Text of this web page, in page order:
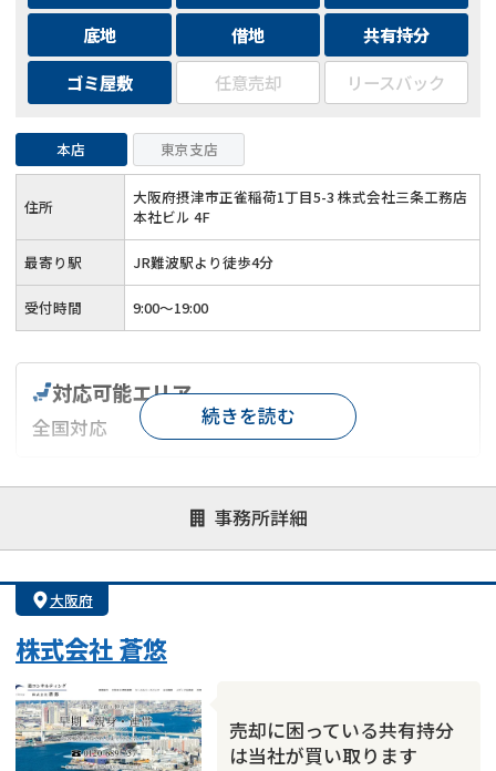
底地
借地
共有持分
ゴミ屋敷
任意売却 リースバック
本店 東京支店
住所
大阪府摂津市正雀稲荷1丁目5-3 株式会社三条工務店
本社ビル 4F
最寄り駅 JR難波駅より徒歩4分
受付時間 9:00～19:00
事務所詳細
対応可能エリア
全国対応
対応が親身 オンライン面談可能
レスポンスが早い
1億円以上の買取可
続きを読む
大阪府
株式会社 蒼悠
売却に困っている共有持分
は当社が買い取ります